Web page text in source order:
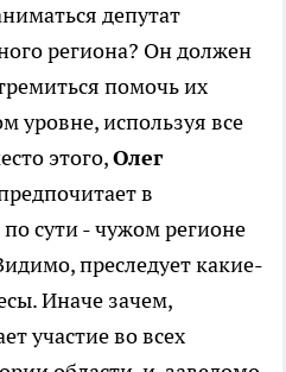
депутат
региона? Он должен
помочь их
уровне, используя все
этого,Олег
в
сути - чужом регионе
преследует какие-
Иначе зачем,
участие во всех